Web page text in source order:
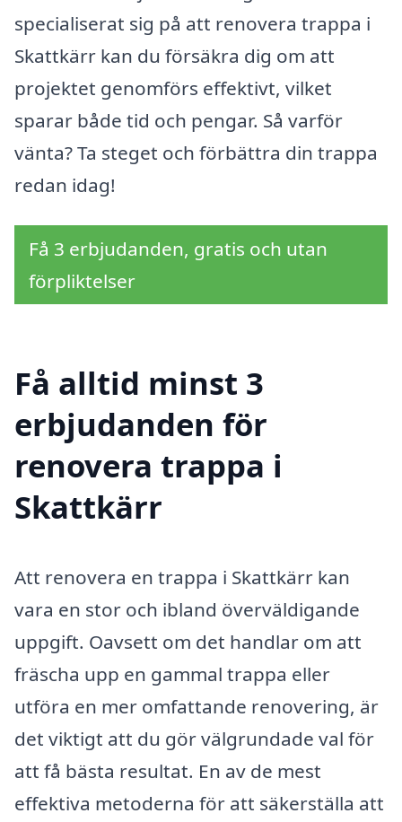
specialiserat sig på att renovera trappa i
Skattkärr kan du försäkra dig om att
projektet genomförs effektivt, vilket
sparar både tid och pengar. Så varför
vänta? Ta steget och förbättra din trappa
redan idag!
Få 3 erbjudanden, gratis och utan
förpliktelser
Få alltid minst 3
erbjudanden för
renovera trappa i
Skattkärr
Att renovera en trappa i Skattkärr kan
vara en stor och ibland överväldigande
uppgift. Oavsett om det handlar om att
fräscha upp en gammal trappa eller
utföra en mer omfattande renovering, är
det viktigt att du gör välgrundade val för
att få bästa resultat. En av de mest
effektiva metoderna för att säkerställa att